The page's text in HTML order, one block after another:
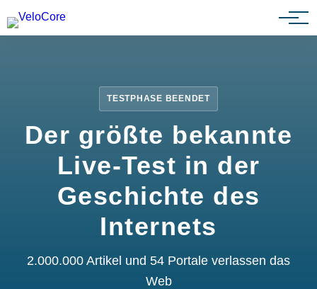
Partnerprogramm
TESTPHASE BEENDET
Der größte bekannte
Live-Test in der
Geschichte des
Internets
2.000.000 Artikel und 54 Portale verlassen das
Web